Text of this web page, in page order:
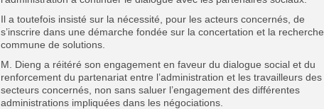
Il a toutefois insisté sur la nécessité, pour les acteurs concernés, de
s’inscrire dans une démarche fondée sur la concertation et la recherche
commune de solutions.
M. Dieng a réitéré son engagement en faveur du dialogue social et du
renforcement du partenariat entre l’administration et les travailleurs des
secteurs concernés, non sans saluer l’engagement des différentes
administrations impliquées dans les négociations.